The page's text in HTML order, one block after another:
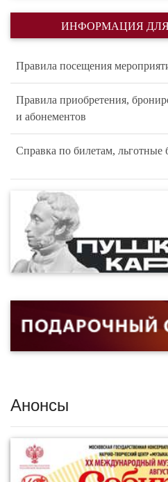
ИНФОРМАЦИЯ
Правила посещения
Правила приобретения,
и абонементов
Справка по билетам, льготные
Анонсы